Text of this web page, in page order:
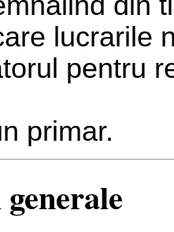
lucrarile
pentru
primar.